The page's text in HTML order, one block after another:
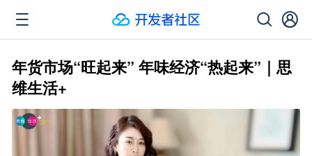
年货市场“旺起来” 年味经济“热起来”｜思
维生活+